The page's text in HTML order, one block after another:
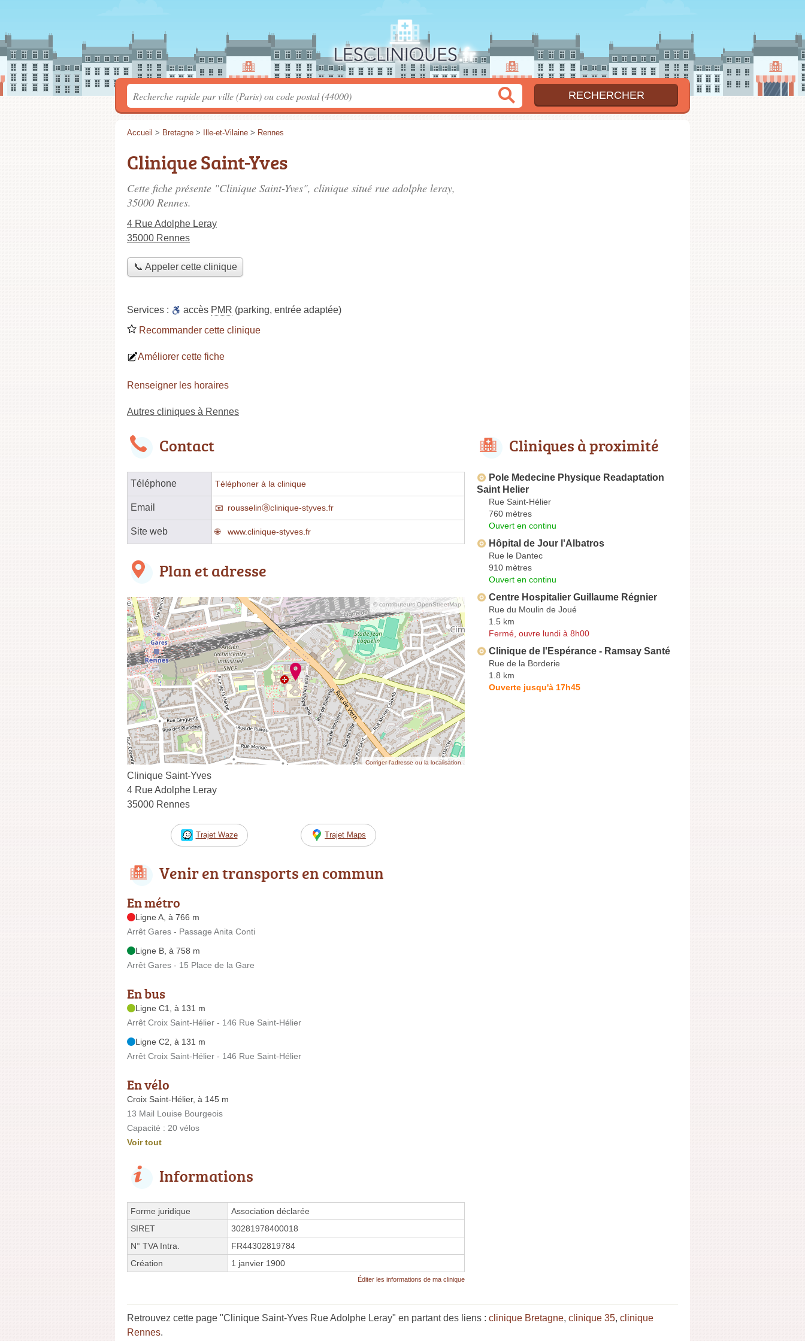
Accueil > Bretagne > Ille-et-Vilaine > Rennes
Clinique Saint-Yves
Cette fiche présente "Clinique Saint-Yves", clinique situé rue adolphe leray,
35000 Rennes.
4 Rue Adolphe Leray
35000 Rennes
📞 Appeler cette clinique
Services : accès PMR (parking, entrée adaptée)
Recommander cette clinique
Améliorer cette fiche
Renseigner les horaires
Autres cliniques à Rennes
Contact
Téléphone Téléphoner à la clinique
Email rousselinⓐclinique-styves.fr
Site web www.clinique-styves.fr
Plan et adresse
© contributeurs OpenStreetMap
Corriger l’adresse ou la localisation
Clinique Saint-Yves
4 Rue Adolphe Leray
35000 Rennes
Trajet Waze Trajet Maps
Venir en transports en commun
En métro
Ligne A, à 766 m
Arrêt Gares - Passage Anita Conti
Ligne B, à 758 m
Arrêt Gares - 15 Place de la Gare
En bus
Ligne C1, à 131 m
Arrêt Croix Saint-Hélier - 146 Rue Saint-Hélier
Ligne C2, à 131 m
Arrêt Croix Saint-Hélier - 146 Rue Saint-Hélier
En vélo
Croix Saint-Hélier, à 145 m
13 Mail Louise Bourgeois
Capacité : 20 vélos
Voir tout
Informations
Forme juridique
Association déclarée
SIRET
30281978400018
N° TVA Intra.
FR44302819784
Création
1 janvier 1900
Éditer les informations de ma clinique
Cliniques à proximité
Pole Medecine Physique Readaptation
Saint Helier
Rue Saint-Hélier
760 mètres
Ouvert en continu
Hôpital de Jour l'Albatros
Rue le Dantec
910 mètres
Ouvert en continu
Centre Hospitalier Guillaume Régnier
Rue du Moulin de Joué
1.5 km
Fermé, ouvre lundi à 8h00
Clinique de l'Espérance - Ramsay Santé
Rue de la Borderie
1.8 km
Ouverte jusqu'à 17h45
Retrouvez cette page "Clinique Saint-Yves Rue Adolphe Leray" en partant des liens : clinique Bretagne, clinique 35, clinique
Rennes.